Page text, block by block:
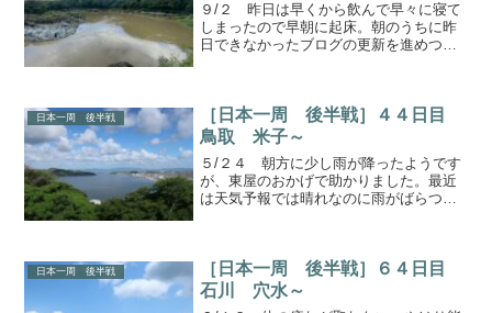
９/２ 昨日は早くから飲んで早々に寝て
しまったので早朝に起床。朝のうちに昨
日できなかったブログの更新を進めつ
で２日間泊まってい...
日本一周 後半戦
［日本一周 後半戦］４４日目
鳥取 米子～
５/２４ 朝方に少し雨が降ったようです
が、東屋のおかげで助かりました。最近
は天気予報では晴れなのに雨がばらつく
やってきました。天気が...
日本一周 後半戦
［日本一周 後半戦］６４日目
石川 穴水～